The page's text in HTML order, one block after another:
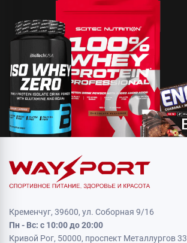
Кременчуг, 39600, ул. Соборная 9/16
Пн - Вс: с 10:00 до 20:00
Кривой Рог, 50000, проспект Металлургов 33